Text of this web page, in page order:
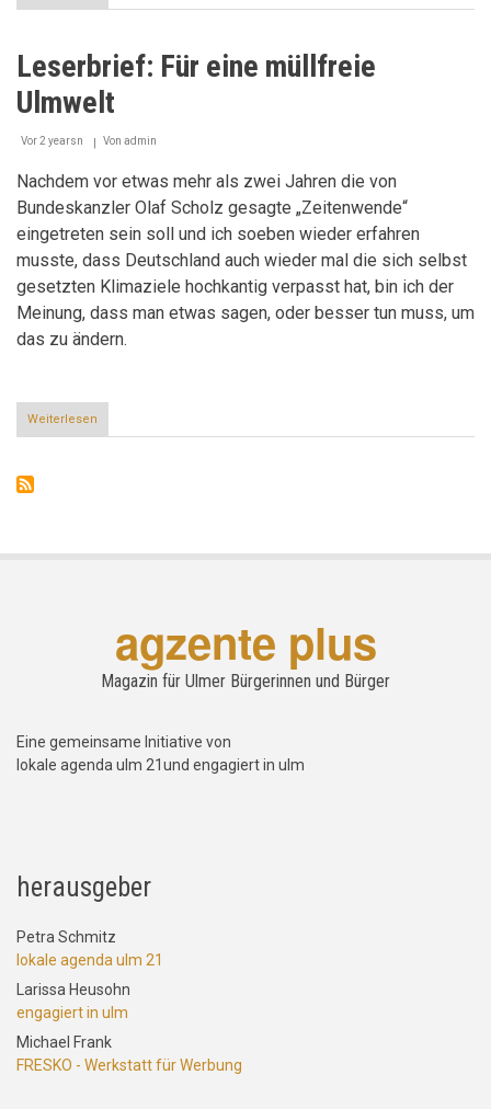
Kunststoffindustrie
die
nehmen
Leserbrief: Für eine müllfreie
Ulmwelt
Vor 2 yearsn Von admin
Nachdem vor etwas mehr als zwei Jahren die von
Bundeskanzler Olaf Scholz gesagte „Zeitenwende“
eingetreten sein soll und ich soeben wieder erfahren
musste, dass Deutschland auch wieder mal die sich selbst
gesetzten Klimaziele hochkantig verpasst hat, bin ich der
Meinung, dass man etwas sagen, oder besser tun muss, um
das zu ändern.
Weiterlesen
Leserbrief:
agzente plus
Magazin für Ulmer Bürgerinnen und Bürger
Eine gemeinsame Initiative von
lokale agenda ulm 21und engagiert in ulm
herausgeber
Petra Schmitz
lokale agenda ulm 21
Larissa Heusohn
engagiert in ulm
Michael Frank
FRESKO - Werkstatt für Werbung